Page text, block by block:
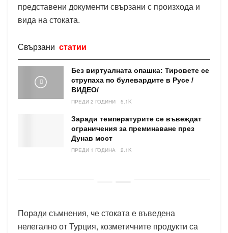
представени документи свързани с произхода и
вида на стоката.
Свързани статии
Без виртуалната опашка: Тировете се
струпаха по булевардите в Русе /
ВИДЕО/
ПРЕДИ 2 ГОДИНИ 5.1K
Заради температурите се въвеждат
ограничения за преминаване през
Дунав мост
ПРЕДИ 1 ГОДИНА 2.1K
Поради съмнения, че стоката е въведена
нелегално от Турция, козметичните продукти са